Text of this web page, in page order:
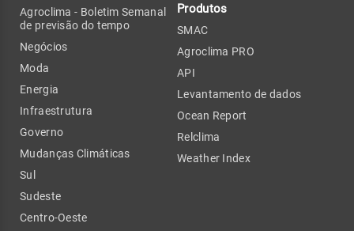
Agroclima - Boletim Semanal
de previsão do tempo
Negócios
Moda
Energia
Infraestrutura
Governo
Mudanças Climáticas
Sul
Sudeste
Centro-Oeste
Produtos
SMAC
Agroclima PRO
API
Levantamento de dados
Ocean Report
Relclima
Weather Index